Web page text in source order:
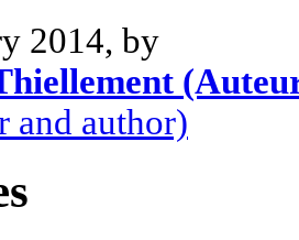
2014, by
and author)